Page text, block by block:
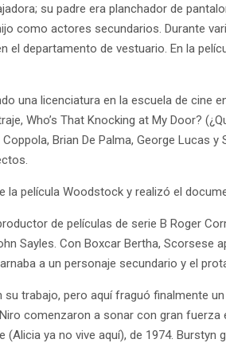
su padre era planchador de
como actores secundarios. Durante
el departamento de vestuario. En la
una licenciatura en la escuela de
Who’s That Knocking at My Door?
Brian De Palma, George Lucas
película Woodstock y realizó el
de películas de serie B Roger
Sayles. Con Boxcar Bertha,
a un personaje secundario y el
trabajo, pero aquí fraguó finalmente
comenzaron a sonar con gran
(Alicia ya no vive aquí), de 1974.